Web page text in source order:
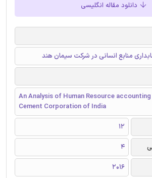
دانلود مقاله انگلیسی
منابع انسانی در شرکت سیمان هند
An Analysis of Human Resource
Cement Corporation of India
12
4
2016